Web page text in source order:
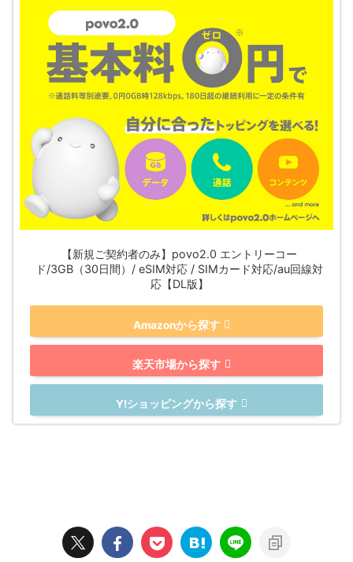
【新規ご契約者のみ】povo2.0 エントリーコー
ド/3GB（30日間）/ eSIM対応 / SIMカード対応/au回線対
応【DL版】
Amazonから探す
楽天市場から探す
Y!ショッピングから探す